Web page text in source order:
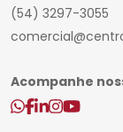
(54) 3297-3055
Acompanhe